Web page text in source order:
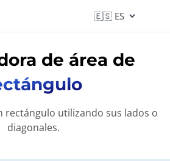
de área de
rectángulo utilizando sus lados o
diagonales.